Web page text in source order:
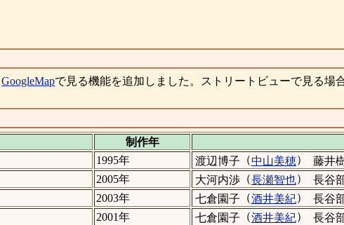
GoogleMapで見る機能を追加しました。ストリートビューで見る
制作年
1995年 渡辺博子 （中山美穂） 藤井
2005年 大河内渉（長瀬智也） 長谷
2003年 七倉園子 （酒井美紀） 長谷
2001年 七倉園子 （酒井美紀） 長谷